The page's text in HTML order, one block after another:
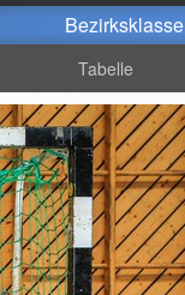
Bezirksklasse
Tabelle